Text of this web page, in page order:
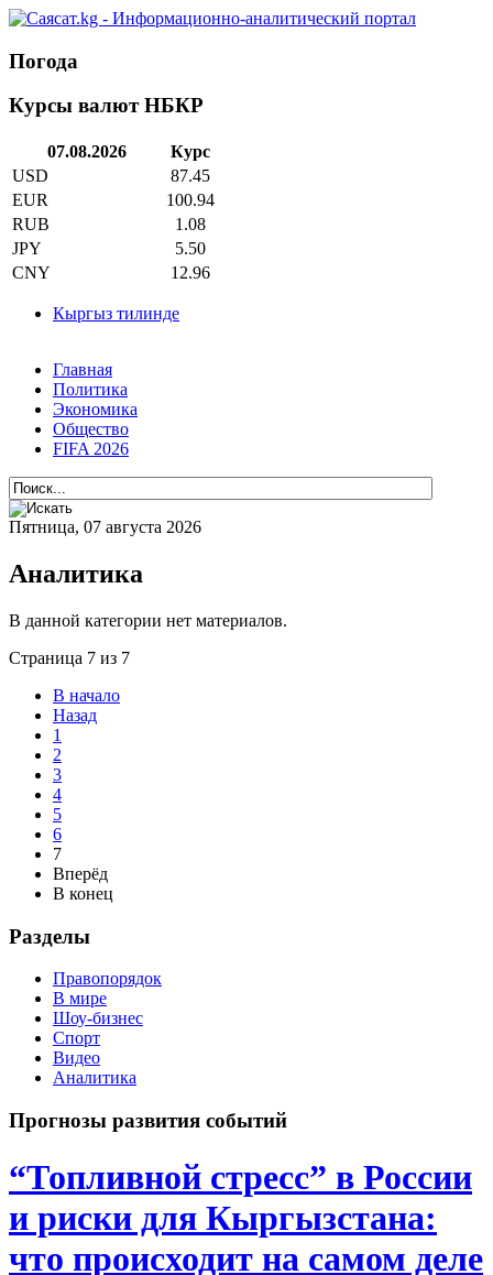
Погода
Курсы валют НБКР
07.08.2026
Курс
USD
87.45
EUR
100.94
RUB
1.08
JPY
5.50
CNY
12.96
Кыргыз тилинде
Главная
Политика
Экономика
Общество
FIFA 2026
Пятница, 07 августа 2026
Аналитика
В данной категории нет материалов.
Страница 7 из 7
В начало
Назад
1
2
3
4
5
6
7
Вперёд
В конец
Разделы
Правопорядок
В мире
Шоу-бизнес
Спорт
Видео
Аналитика
Прогнозы развития событий
“Топливной стресс” в России
и риски для Кыргызстана:
что происходит на самом деле